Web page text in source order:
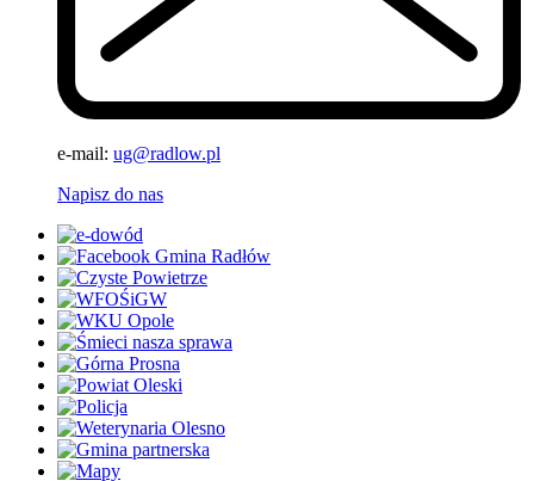
e-mail: ug@radlow.pl
Napisz do nas